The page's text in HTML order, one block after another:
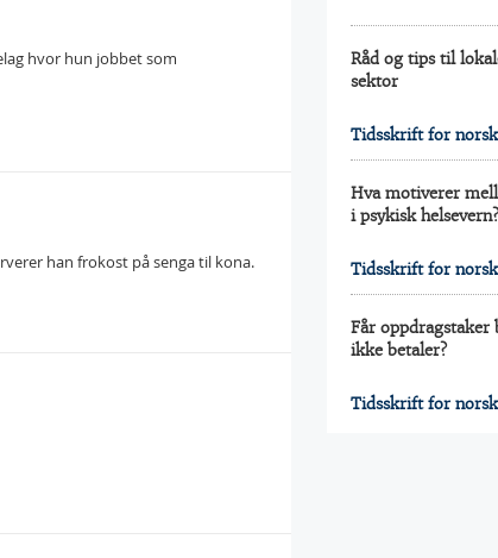
hvor hun jobbet som
han frokost på senga til kona.
Råd og tips til
sektor
Tidsskrift for
Hva motiverer
i psykisk helsevern?
Tidsskrift for
Får oppdragstaker
ikke betaler?
Tidsskrift for